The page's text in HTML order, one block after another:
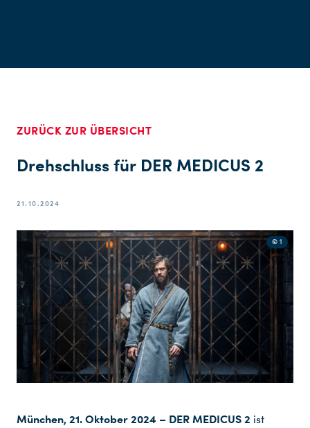
ZURÜCK ZUR ÜBERSICHT
Drehschluss für DER MEDICUS 2
21.10.2024
© 1
München, 21. Oktober 2024 – DER MEDICUS 2 ist